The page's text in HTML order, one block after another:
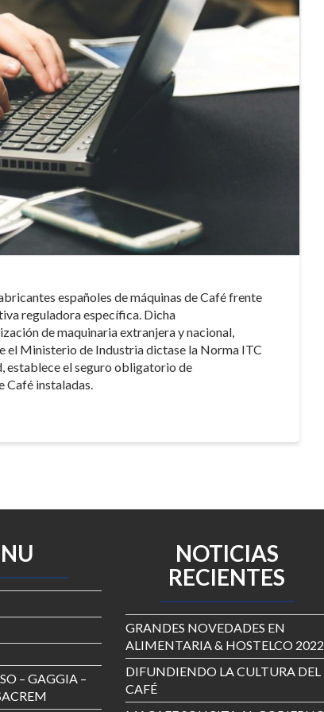
españoles de máquinas de Café frente
reguladora específica. Dicha
de maquinaria extranjera y nacional,
el Ministerio de Industria dictase la Norma ITC
establece el seguro obligatorio de
Café instaladas.
– GAGGIA –
NOTICIAS
RECIENTES
GRANDES NOVEDADES EN
ALIMENTARIA & HOSTELCO 2022
DIFUNDIENDO LA CULTURA DEL
CAFÉ